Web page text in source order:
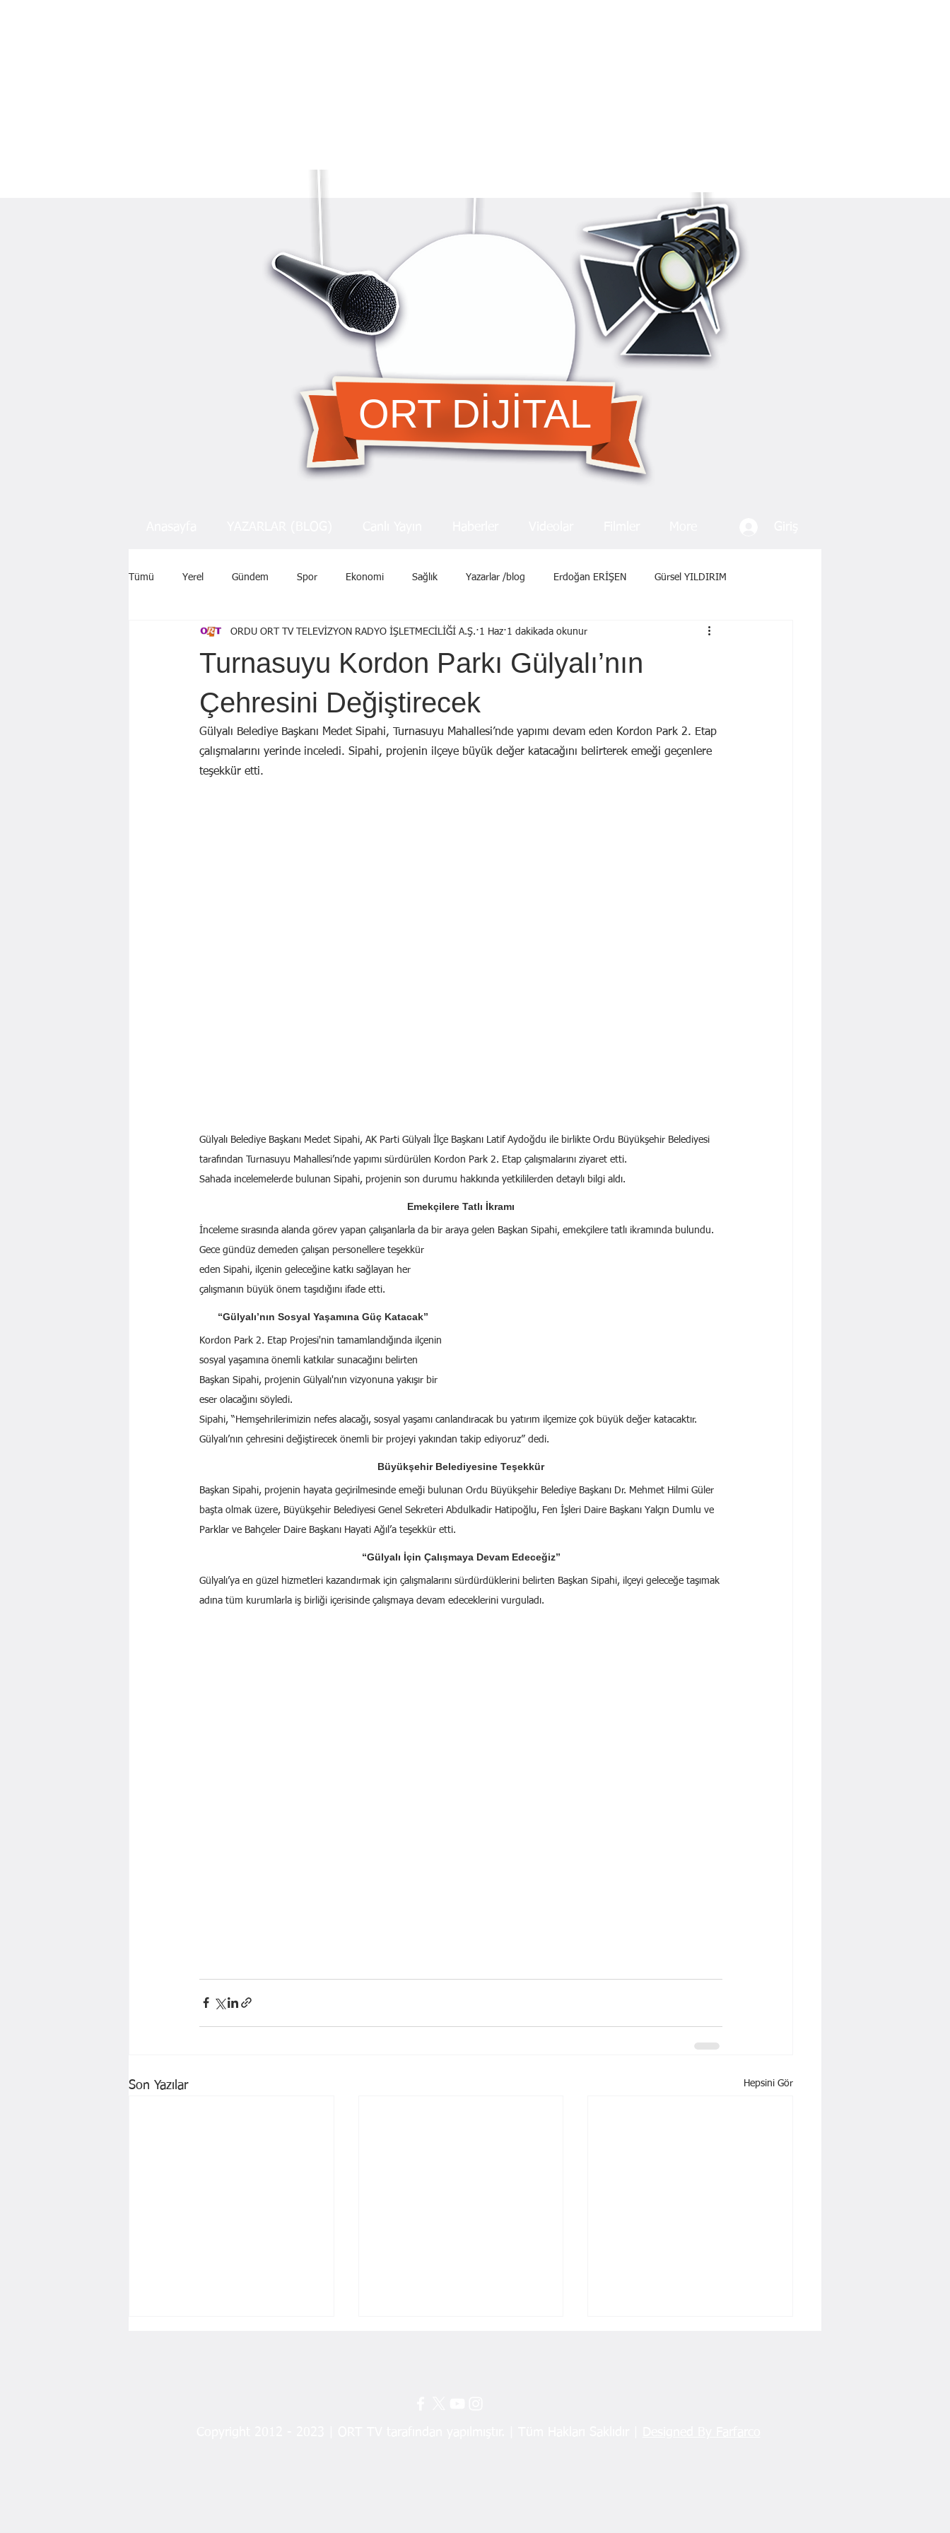
ORT DİJİTAL
Tümü Yerel Gündem Spor Ekonomi Sağlık Yazarlar /blog Erdoğan ERİŞEN Gürsel YILDIRIM
Özen Topçu EKREM KARADAĞ Birol Öztürk Selçuk ŞEN Osman KADEMOĞLU Yavuz KALYONCU
BAYRAM AYBASTI Yekta AYDIN İsmail Tosun SARAL
Mahmut KILIÇ
Turnasuyu Kordon Parkı Gülyalı’nın
Çehresini Değiştirecek
ORDU ORT TV TELEVİZYON RADYO İŞLETMECİLİĞİ A.Ş. 1 Haz 1 dakikada okunur
Gülyalı Belediye Başkanı Medet Sipahi, Turnasuyu Mahallesi’nde yapımı devam eden Kordon Park 2. Etap
çalışmalarını yerinde inceledi. Sipahi, projenin ilçeye büyük değer katacağını belirterek emeği geçenlere
teşekkür etti.
Gülyalı Belediye Başkanı Medet Sipahi, AK Parti Gülyalı İlçe Başkanı Latif Aydoğdu ile birlikte Ordu Büyükşehir Belediyesi
tarafından Turnasuyu Mahallesi’nde yapımı sürdürülen Kordon Park 2. Etap çalışmalarını ziyaret etti.
Sahada incelemelerde bulunan Sipahi, projenin son durumu hakkında yetkililerden detaylı bilgi aldı.
Emekçilere Tatlı İkramı
İnceleme sırasında alanda görev yapan çalışanlarla da bir araya gelen Başkan Sipahi, emekçilere tatlı ikramında bulundu.
Gece gündüz demeden çalışan personellere teşekkür
eden Sipahi, ilçenin geleceğine katkı sağlayan her
çalışmanın büyük önem taşıdığını ifade etti.
“Gülyalı’nın Sosyal Yaşamına Güç Katacak”
Kordon Park 2. Etap Projesi'nin tamamlandığında ilçenin
sosyal yaşamına önemli katkılar sunacağını belirten
Başkan Sipahi, projenin Gülyalı'nın vizyonuna yakışır bir
eser olacağını söyledi.
Sipahi, “Hemşehrilerimizin nefes alacağı, sosyal yaşamı canlandıracak bu yatırım ilçemize çok büyük değer katacaktır.
Gülyalı’nın çehresini değiştirecek önemli bir projeyi yakından takip ediyoruz” dedi.
Büyükşehir Belediyesine Teşekkür
Başkan Sipahi, projenin hayata geçirilmesinde emeği bulunan Ordu Büyükşehir Belediye Başkanı Dr. Mehmet Hilmi Güler
başta olmak üzere, Büyükşehir Belediyesi Genel Sekreteri Abdulkadir Hatipoğlu, Fen İşleri Daire Başkanı Yalçın Dumlu ve
Parklar ve Bahçeler Daire Başkanı Hayati Ağıl’a teşekkür etti.
“Gülyalı İçin Çalışmaya Devam Edeceğiz”
Gülyalı’ya en güzel hizmetleri kazandırmak için çalışmalarını sürdürdüklerini belirten Başkan Sipahi, ilçeyi geleceğe taşımak
adına tüm kurumlarla iş birliği içerisinde çalışmaya devam edeceklerini vurguladı.
Son Yazılar Hepsini Gör